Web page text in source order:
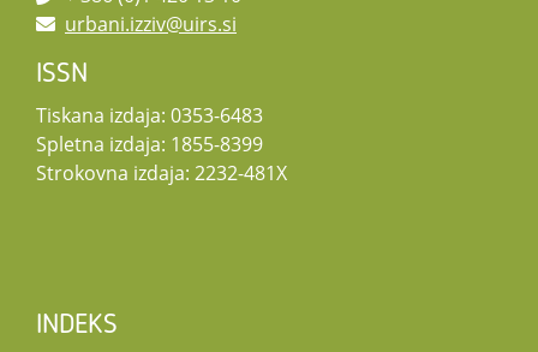
urbani.izziv@uirs.si
ISSN
Tiskana izdaja: 0353-6483
Spletna izdaja: 1855-8399
Strokovna izdaja: 2232-481X
INDEKS